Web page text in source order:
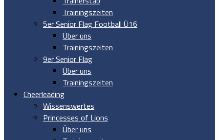
Trainingszeiten
5er Senior Flag Football Ü16
Über uns
Trainingszeiten
9er Senior Flag
Über uns
Trainingszeiten
Cheerleading
Wissenswertes
Princesses of Lions
Über uns